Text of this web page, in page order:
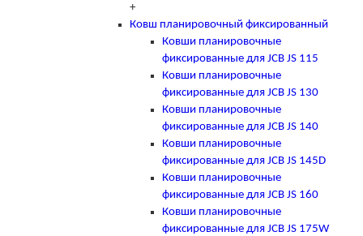
+
Ковш планировочный фиксированный
Ковши планировочные
фиксированные для JCB JS 115
Ковши планировочные
фиксированные для JCB JS 130
Ковши планировочные
фиксированные для JCB JS 140
Ковши планировочные
фиксированные для JCB JS 145D
Ковши планировочные
фиксированные для JCB JS 160
Ковши планировочные
фиксированные для JCB JS 175W